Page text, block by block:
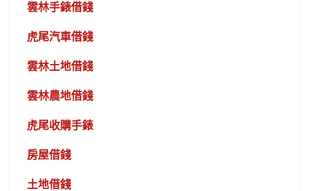
雲林手錶借錢
虎尾汽車借錢
雲林土地借錢
雲林農地借錢
虎尾收購手錶
房屋借錢
土地借錢